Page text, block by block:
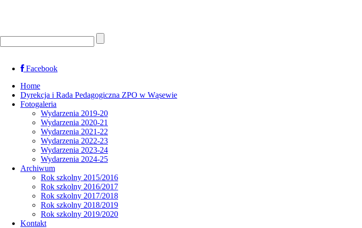
Facebook
Home
Dyrekcja i Rada Pedagogiczna ZPO w Wąsewie
Fotogaleria
Wydarzenia 2019-20
Wydarzenia 2020-21
Wydarzenia 2021-22
Wydarzenia 2022-23
Wydarzenia 2023-24
Wydarzenia 2024-25
Archiwum
Rok szkolny 2015/2016
Rok szkolny 2016/2017
Rok szkolny 2017/2018
Rok szkolny 2018/2019
Rok szkolny 2019/2020
Kontakt